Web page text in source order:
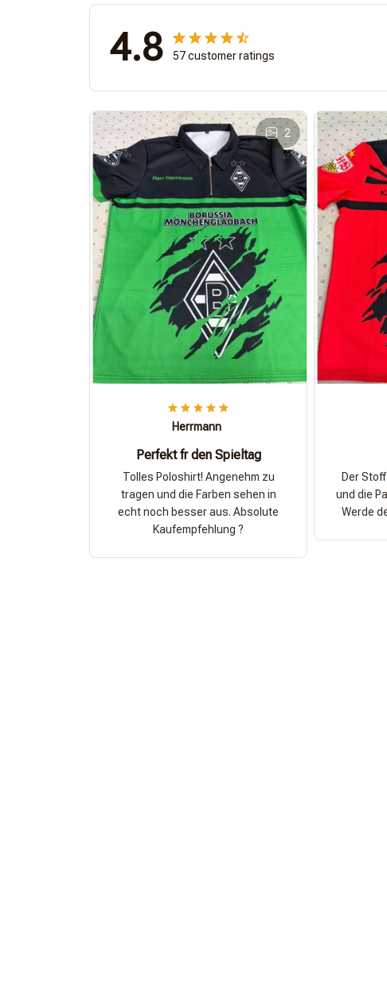
4.8 57 customer ratings
2
Herrmann
Perfekt fr den Spieltag
Tolles Poloshirt! Angenehm zu
tragen und die Farben sehen in
echt noch besser aus. Absolute
Kaufempfehlung ?
Der
und die
Werde